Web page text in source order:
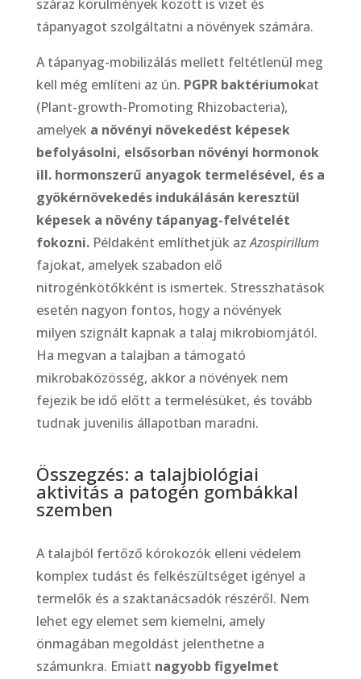
száraz körülmények között is vizet és
tápanyagot szolgáltatni a növények számára.
A tápanyag-mobilizálás mellett feltétlenül meg
kell még említeni az ún. PGPR baktériumokat
(Plant-growth-Promoting Rhizobacteria),
amelyek a növényi növekedést képesek
befolyásolni, elsősorban növényi hormonok
ill. hormonszerű anyagok termelésével, és a
gyökérnövekedés indukálásán keresztül
képesek a növény tápanyag-felvételét
fokozni.Példaként említhetjük azAzospirillum
fajokat, amelyek szabadon elő
nitrogénkötőkként is ismertek. Stresszhatások
esetén nagyon fontos, hogy a növények
milyen szignált kapnak a talaj mikrobiomjától.
Ha megvan a talajban a támogató
mikrobaközösség, akkor a növények nem
fejezik be idő előtt a termelésüket, és tovább
tudnak juvenilis állapotban maradni.
Összegzés: a talajbiológiai
aktivitás a patogén gombákkal
szemben
A talajból fertőző kórokozók elleni védelem
komplex tudást és felkészültséget igényel a
termelők és a szaktanácsadók részéről. Nem
lehet egy elemet sem kiemelni, amely
önmagában megoldást jelenthetne a
számunkra. Emiatt nagyobb figyelmet